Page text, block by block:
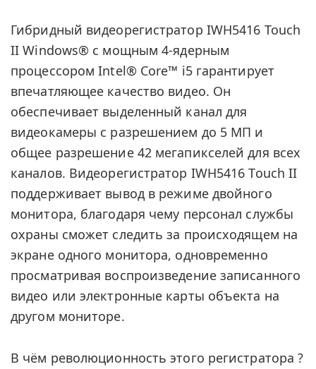
Гибридный видеорегистратор IWH5416 Touch
II Windows® с мощным 4-ядерным
процессором Intel® Core™ i5 гарантирует
впечатляющее качество видео. Он
обеспечивает выделенный канал для
видеокамеры с разрешением до 5 МП и
общее разрешение 42 мегапикселей для всех
каналов. Видеорегистратор IWH5416 Touch II
поддерживает вывод в режиме двойного
монитора, благодаря чему персонал службы
охраны сможет следить за происходящем на
экране одного монитора, одновременно
просматривая воспроизведение записанного
видео или электронные карты объекта на
другом мониторе.
В чём революционность этого регистратора ?